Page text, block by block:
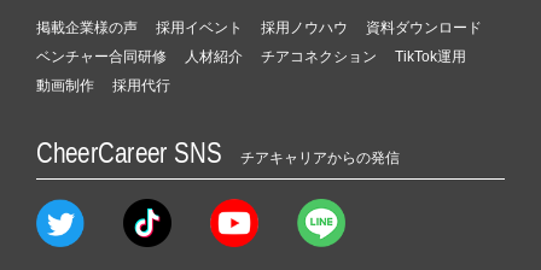
掲載企業様の声 採用イベント 採用ノウハウ
資料ダウンロード
ベンチャー合同研修
人材紹介 チアコネクション
TikTok運用
動画制作
採用代行
CheerCareer SNS チアキャリアからの発信